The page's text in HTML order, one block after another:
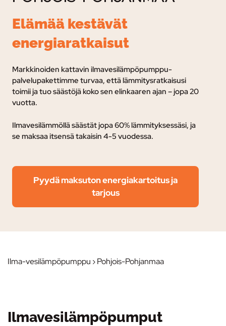
Elämää kestävät
energiaratkaisut
Markkinoiden kattavin ilmavesilämpöpumppu-
palvelupakettimme turvaa, että lämmitysratkaisusi
toimii ja tuo säästöjä koko sen elinkaaren ajan – jopa 20
vuotta.
Ilmavesilämmöllä säästät jopa 60% lämmityksessäsi, ja
se maksaa itsensä takaisin 4-5 vuodessa.
Pyydä maksuton energiakartoitus ja
tarjous
Ilma-vesilämpöpumppu › Pohjois-Pohjanmaa
Ilmavesilämpöpumput